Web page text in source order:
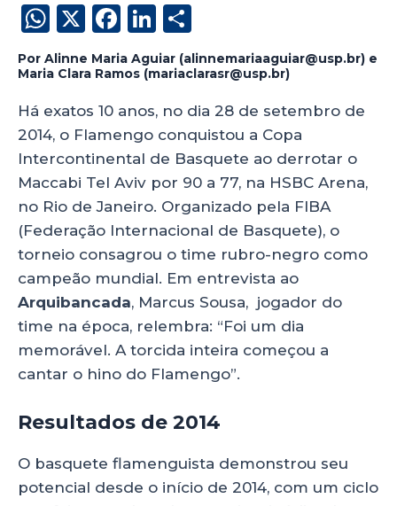
W
h
a
ts
A
p
p
X
F
a
c
e
b
o
o
k
Li
n
k
e
dI
n
h
a
re
Por Alinne Maria Aguiar (alinnemariaaguiar@usp.br) e
Maria Clara Ramos (mariaclarasr@usp.br)
Há exatos 10 anos, no dia 28 de setembro de
2014, o Flamengo conquistou a Copa
Intercontinental de Basquete ao derrotar o
Maccabi Tel Aviv por 90 a 77, na HSBC Arena,
no Rio de Janeiro. Organizado pela FIBA
(Federação Internacional de Basquete), o
torneio consagrou o time rubro-negro como
campeão mundial. Em entrevista ao
Arquibancada, Marcus Sousa, jogador do
time na época, relembra: “Foi um dia
memorável. A torcida inteira começou a
cantar o hino do Flamengo”.
Resultados de 2014
O basquete flamenguista demonstrou seu
potencial desde o início de 2014, com um ciclo